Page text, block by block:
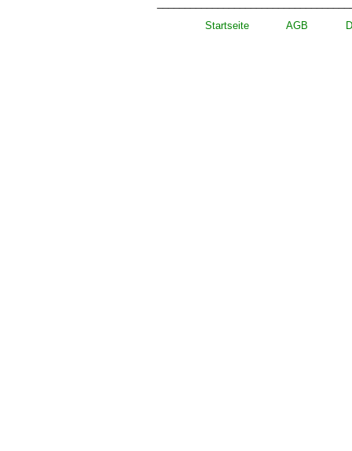
Startseite
AGB